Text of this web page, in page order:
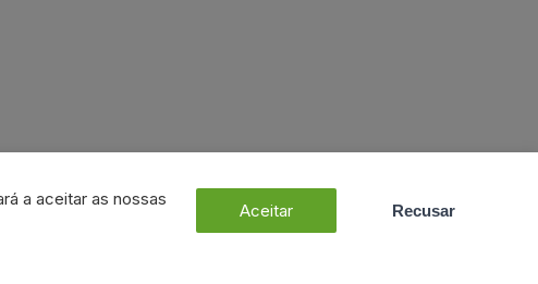
a aceitar as nossas
Aceitar Recusar
Dúvidas? Fale connosco!